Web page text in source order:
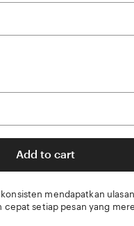
Add to cart
konsisten mendapatkan
cepat setiap pesan yang